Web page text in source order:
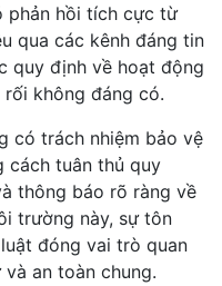
phản hồi tích cực từ
qua các kênh đáng tin
quy định về hoạt động
không đáng có.
có trách nhiệm bảo vệ
cách tuân thủ quy
thông báo rõ ràng về
trường này, sự tôn
đóng vai trò quan
an toàn chung.